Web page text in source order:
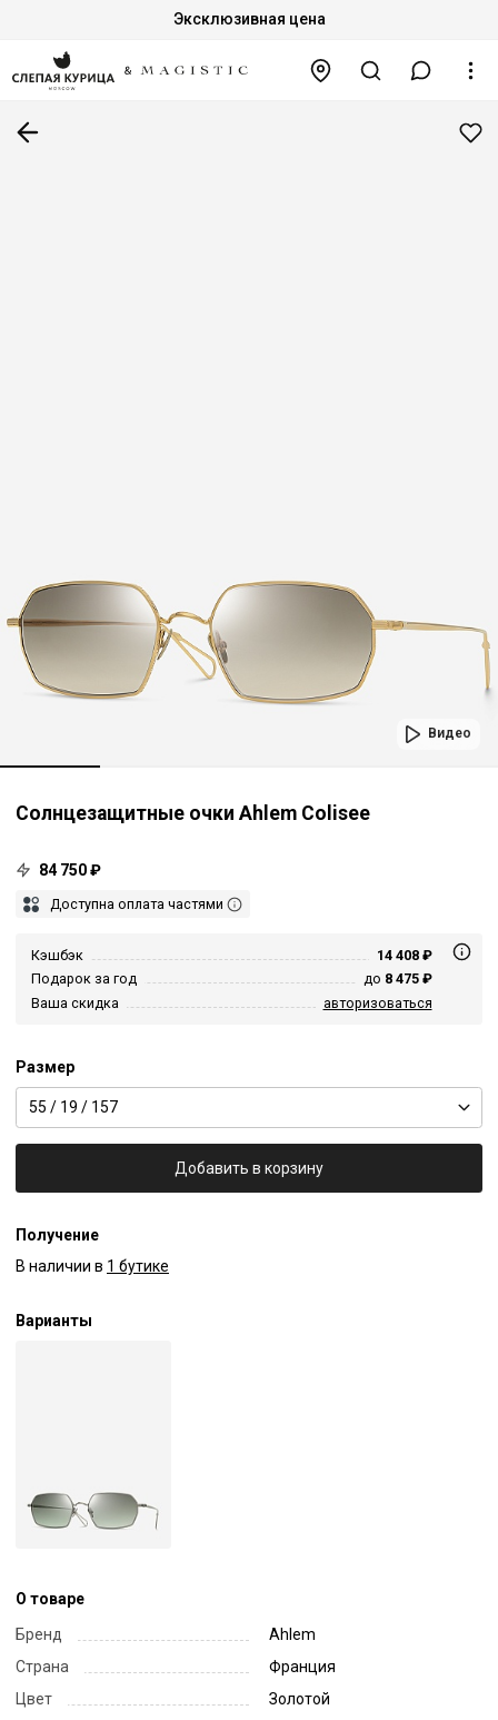
Эксклюзивная цена
Видео
Солнцезащитные очки Ahlem Colisee
84 750 ₽
Доступна оплата частями
Кэшбэк
14 408 ₽
Подарок за год
до 8 475 ₽
Ваша скидка
авторизоваться
Размер
55 / 19 / 157
Добавить в корзину
Получение
В наличии в 1 бутике
Варианты
О товаре
Бренд
Ahlem
Страна
Франция
Цвет
Золотой